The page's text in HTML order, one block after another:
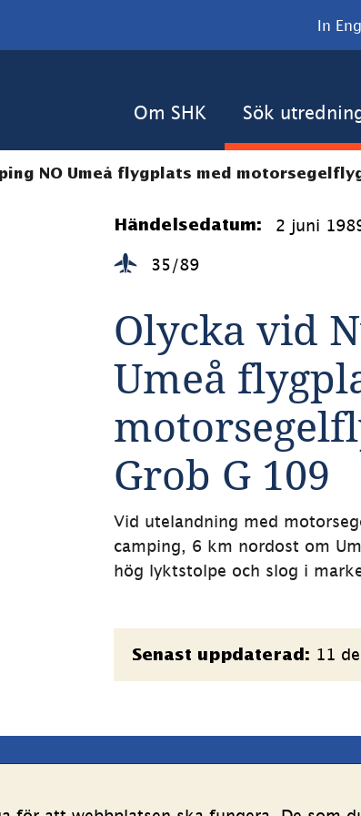
In
Om SHK Sök
NO Umeå flygplats med
Händelsedatum: 2 juni
35/89
Olycka vid
Umeå
Grob G 109
Vid utelandning med
camping, 6 km nordost om
hög lyktstolpe och slog i
Sidinformation
Senast uppdaterad: 11